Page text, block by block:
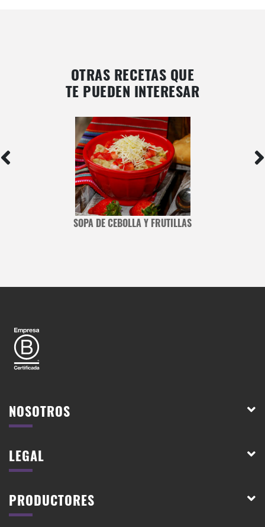
OTRAS RECETAS QUE
TE PUEDEN INTERESAR
SOPA DE CEBOLLA Y FRUTILLAS
NOSOTROS
LEGAL
PRODUCTORES